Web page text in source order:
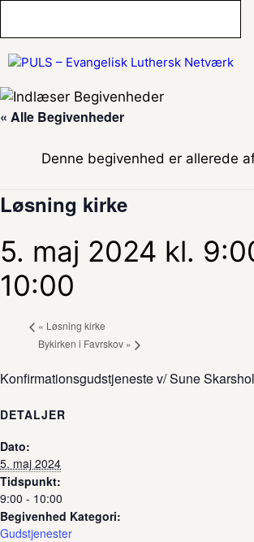
indhold
« Alle Begivenheder
Denne begivenhed er allerede
Løsning kirke
5. maj 2024 kl.
10:00
« Løsning kirke
Bykirken i Favrskov »
Konfirmationsgudstjeneste v/ Sune
DETALJER
Dato:
5. maj 2024
Tidspunkt:
9:00 - 10:00
Begivenhed Kategori:
Gudstjenester